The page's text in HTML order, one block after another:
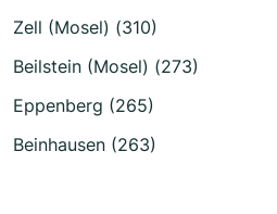
Zell (Mosel) (310)
Beilstein (Mosel) (273)
Eppenberg (265)
Beinhausen (263)